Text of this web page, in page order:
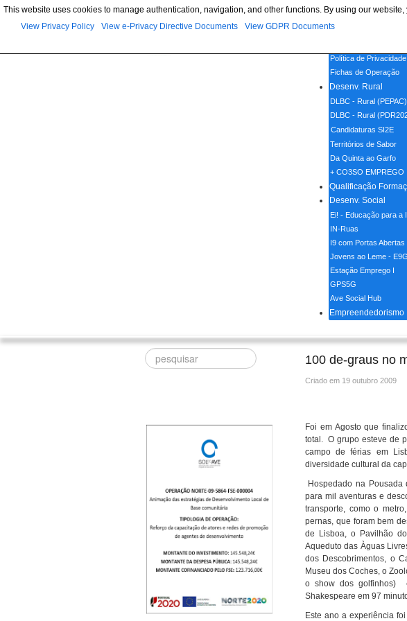
Home
Política de
Fichas de Operação
Desenv. Rural
DLBC - Rural (PEPAC)
DLBC - Rural
Candidaturas SI2E
Territórios de Sabor
Da Quinta ao Garfo
+ CO3SO EMPREGO
Qualificação
Desenv. Social
Ei! - Educação para a
IN-Ruas
I9 com Portas Abertas
Jovens ao Leme - E9G
Estação Emprego I
GPS5G
Ave Social Hub
Empreendedorismo
Procurar 100 de-graus no
Criado em 19 outubro 2009
Foi em Agosto que
total. O grupo esteve de
campo de férias em
diversidade cultural da
Hospedado na
para mil aventuras e
transporte, como o
pernas, que foram bem
de Lisboa, o Pavilhão
Aqueduto das Àguas
dos Descobrimentos, o
Museu dos Coches, o
o show dos golfinhos)
Shakespeare em 97
Este ano a experiência
This website uses cookies to manage authentication, navigation, and other functions. By using our
View Privacy Policy
View e-Privacy Directive Documents View GDPR Documents